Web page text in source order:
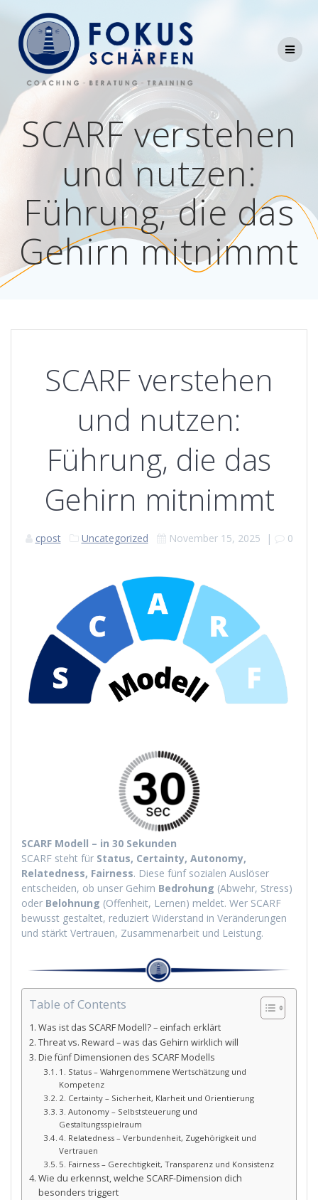
to
content
SCARF verstehen
und nutzen:
Führung, die das
Gehirn mitnimmt
SCARF verstehen
und nutzen:
Führung, die das
Gehirn mitnimmt
cpost Uncategorized November 15, 2025 | 0
SCARF Modell – in 30 Sekunden
SCARF steht für Status, Certainty, Autonomy,
Relatedness, Fairness. Diese fünf sozialen Auslöser
entscheiden, ob unser Gehirn Bedrohung (Abwehr, Stress)
oder Belohnung (Offenheit, Lernen) meldet. Wer SCARF
bewusst gestaltet, reduziert Widerstand in Veränderungen
und stärkt Vertrauen, Zusammenarbeit und Leistung.
Table of Contents
Was ist das SCARF Modell? – einfach erklärt
Threat vs. Reward – was das Gehirn wirklich will
Die fünf Dimensionen des SCARF Modells
1. Status – Wahrgenommene Wertschätzung und
Kompetenz
2. Certainty – Sicherheit, Klarheit und Orientierung
3. Autonomy – Selbststeuerung und
Gestaltungsspielraum
4. Relatedness – Verbundenheit, Zugehörigkeit und
Vertrauen
5. Fairness – Gerechtigkeit, Transparenz und Konsistenz
Wie du erkennst, welche SCARF-Dimension dich
besonders triggert